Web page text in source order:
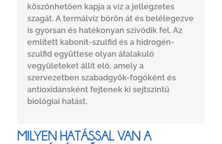
köszönhetően kapja a víz a jellegzetes
szagát. A termálvíz bőrön át és belélegezve
is gyorsan és hatékonyan szívódik fel. Az
említett kabonit-szulfid és a hidrogén-
szulfid együttese olyan átalakuló
vegyületeket állít elő, amely a
szervezetben szabadgyök-fogóként és
antioxidánsként fejtenek ki sejtszintű
biológiai hatást.
MILYEN HATÁSSAL VAN A